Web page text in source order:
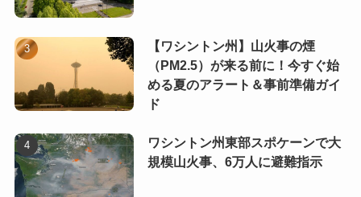
【ワシントン州】山火事の煙
（PM2.5）が来る前に！今すぐ始
める夏のアラート＆事前準備ガイ
ド
ワシントン州東部スポケーンで大
規模山火事、6万人に避難指示